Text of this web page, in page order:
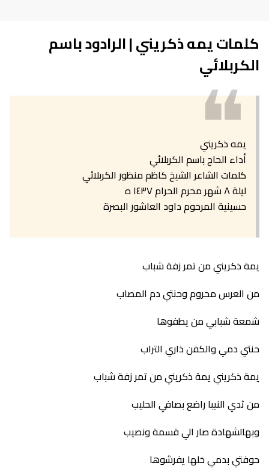
كلمات يمه ذكريني | الرادود باسم
الكربلائي
❝
يمه ذكريني
أداء الحاج باسم الكربلائي
كلمات الشاعر الشيخ كاظم منظور الكربلائي
ليلة ٨ شهر محرم الحرام ١٤٣٧ ه
حسينية المرحوم داود العاشور البصرة
يمة ذكريني من تمر زفة شباب
من العرس محروم وحنتي دم المصاب
شمعة شبابي من يطفوها
حنتي دمي والكفن ذاري التراب
يمة ذكريني يمة ذكريني من تمر زفة شباب
من ثدي النيبا راضع بصافي الحليب
وبهالشهادة صار الي قسمة ونصيب
حوفتي بدمي خلها يفرشوها